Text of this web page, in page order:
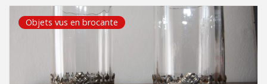
Objets vus en brocante